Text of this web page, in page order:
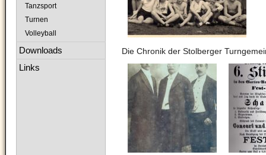
Die Chronik der Stolberger
Tanzsport
Turnen
Volleyball
Downloads
Links